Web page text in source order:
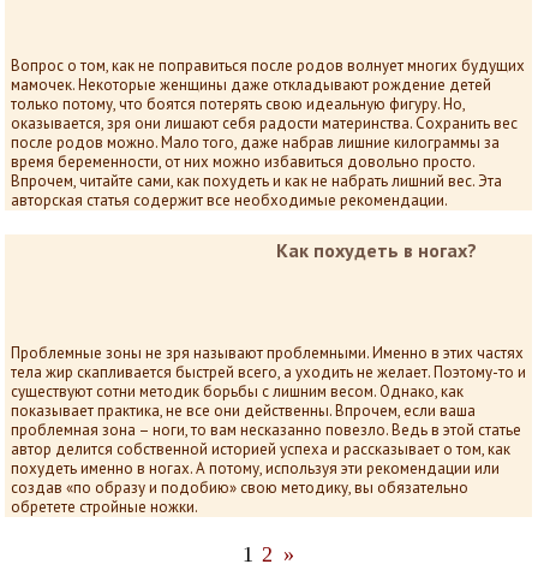
Вопрос о том, как не поправиться после родов волнует многих будущих
мамочек. Некоторые женщины даже откладывают рождение детей
только потому, что боятся потерять свою идеальную фигуру. Но,
оказывается, зря они лишают себя радости материнства. Сохранить вес
после родов можно. Мало того, даже набрав лишние килограммы за
время беременности, от них можно избавиться довольно просто.
Впрочем, читайте сами, как похудеть и как не набрать лишний вес. Эта
авторская статья содержит все необходимые рекомендации.
Как похудеть в ногах?
Проблемные зоны не зря называют проблемными. Именно в этих частях
тела жир скапливается быстрей всего, а уходить не желает. Поэтому-то и
существуют сотни методик борьбы с лишним весом. Однако, как
показывает практика, не все они действенны. Впрочем, если ваша
проблемная зона – ноги, то вам несказанно повезло. Ведь в этой статье
автор делится собственной историей успеха и рассказывает о том, как
похудеть именно в ногах. А потому, используя эти рекомендации или
создав «по образу и подобию» свою методику, вы обязательно
обретете стройные ножки.
1 2 »